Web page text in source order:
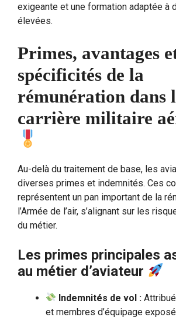
exigeante et une formation adaptée à
élevées.
Primes, avantages
spécificités de la
rémunération dans
carrière militaire
Au-delà du traitement de base, les
diverses primes et indemnités. Ces
représentent un pan important de la
l’Armée de l’air, s’alignant sur les
du métier.
Les primes principales
au métier d’aviateur
Indemnités de vol :
et membres d’équipage